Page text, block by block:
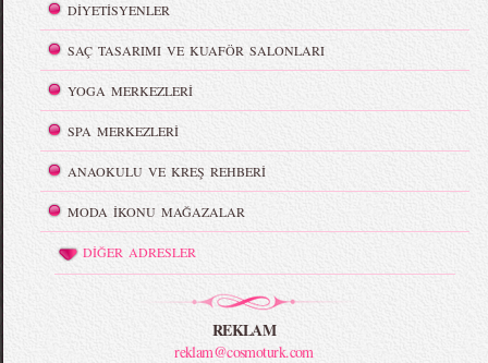
DİYETİSYENLER
SAÇ TASARIMI VE KUAFÖR SALONLARI
YOGA MERKEZLERİ
SPA MERKEZLERİ
ANAOKULU VE KREŞ REHBERİ
MODA İKONU MAĞAZALAR
DİĞER ADRESLER
REKLAM
reklam@cosmoturk.com